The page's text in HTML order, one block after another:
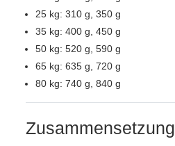
25 kg: 310 g, 350 g
35 kg: 400 g, 450 g
50 kg: 520 g, 590 g
65 kg: 635 g, 720 g
80 kg: 740 g, 840 g
Zusammensetzung